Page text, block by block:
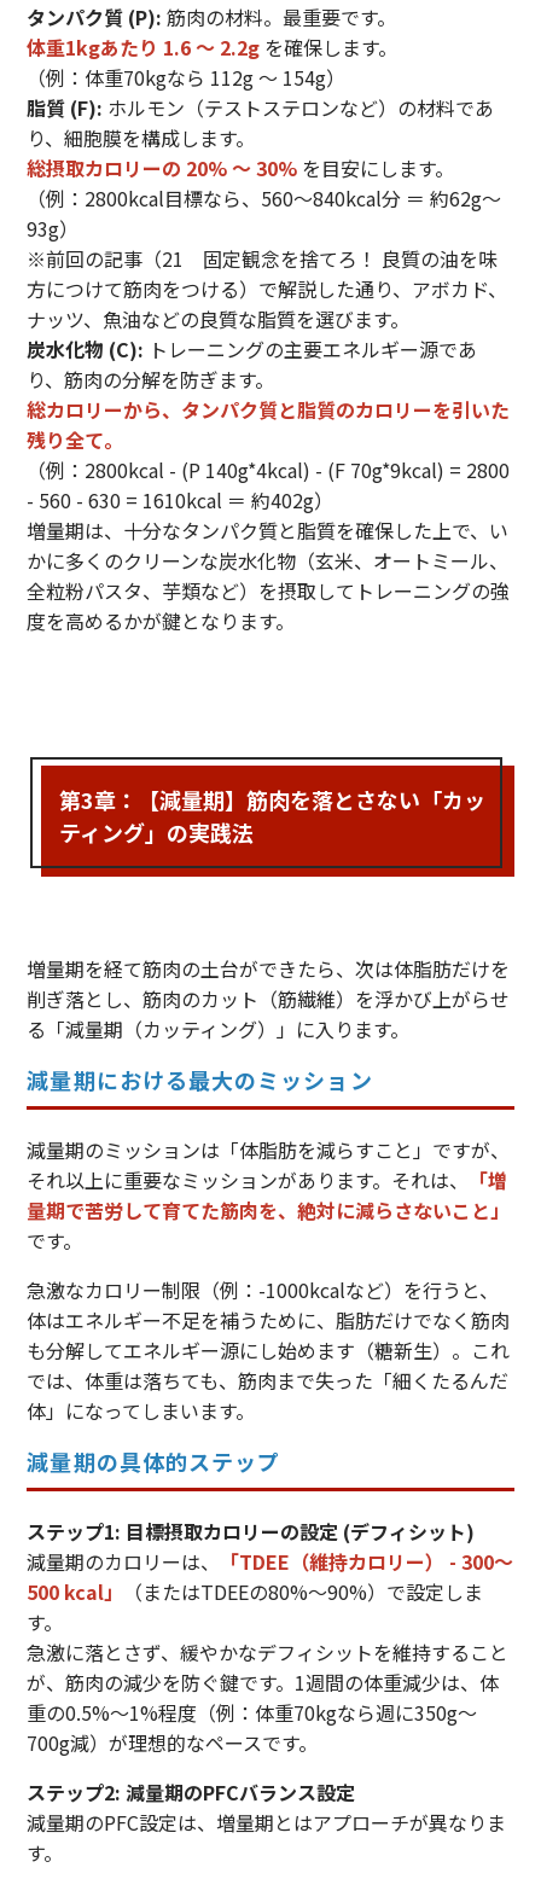
タンパク質 (P): 筋肉の材料。最重要です。
体重1kgあたり 1.6 〜 2.2g を確保します。
（例：体重70kgなら 112g 〜 154g）
脂質 (F): ホルモン（テストステロンなど）の材料であ
り、細胞膜を構成します。
総摂取カロリーの 20% 〜 30% を目安にします。
（例：2800kcal目標なら、560〜840kcal分 ＝ 約62g〜
93g）
※前回の記事（21 固定観念を捨てろ！ 良質の油を味
方につけて筋肉をつける）で解説した通り、アボカド、
ナッツ、魚油などの良質な脂質を選びます。
炭水化物 (C): トレーニングの主要エネルギー源であ
り、筋肉の分解を防ぎます。
総カロリーから、タンパク質と脂質のカロリーを引いた
残り全て。
（例：2800kcal - (P 140g*4kcal) - (F 70g*9kcal) = 2800
- 560 - 630 = 1610kcal ＝ 約402g）
増量期は、十分なタンパク質と脂質を確保した上で、い
かに多くのクリーンな炭水化物（玄米、オートミール、
全粒粉パスタ、芋類など）を摂取してトレーニングの強
度を高めるかが鍵となります。
第3章：【減量期】筋肉を落とさない「カッ
ティング」の実践法
増量期を経て筋肉の土台ができたら、次は体脂肪だけを
削ぎ落とし、筋肉のカット（筋繊維）を浮かび上がらせ
る「減量期（カッティング）」に入ります。
減量期における最大のミッション
減量期のミッションは「体脂肪を減らすこと」ですが、
それ以上に重要なミッションがあります。それは、
「増
量期で苦労して育てた筋肉を、絶対に減らさないこと」
です。
急激なカロリー制限（例：-1000kcalなど）を行うと、
体はエネルギー不足を補うために、脂肪だけでなく筋肉
も分解してエネルギー源にし始めます（糖新生）。これ
では、体重は落ちても、筋肉まで失った「細くたるんだ
体」になってしまいます。
減量期の具体的ステップ
ステップ1: 目標摂取カロリーの設定 (デフィシット)
減量期のカロリーは、
「TDEE（維持カロリー） - 300〜
500 kcal」
（またはTDEEの80%〜90%）で設定しま
す。
急激に落とさず、緩やかなデフィシットを維持すること
が、筋肉の減少を防ぐ鍵です。1週間の体重減少は、体
重の0.5%〜1%程度（例：体重70kgなら週に350g〜
700g減）が理想的なペースです。
ステップ2: 減量期のPFCバランス設定
減量期のPFC設定は、増量期とはアプローチが異なりま
す。